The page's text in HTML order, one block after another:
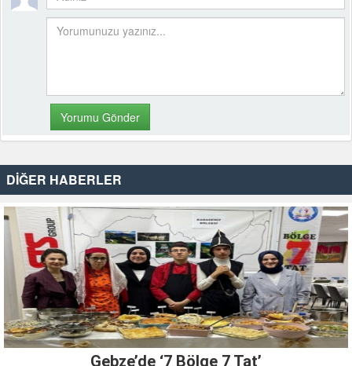
DİĞER HABERLER
Gebze’de ‘7 Bölge 7 Tat’